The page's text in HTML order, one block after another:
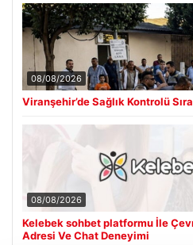
08/08/2026
Viranşehir’de Sağlık Kontrolü
08/08/2026
Kelebek sohbet platformu İle
Adresi Ve Chat Deneyimi